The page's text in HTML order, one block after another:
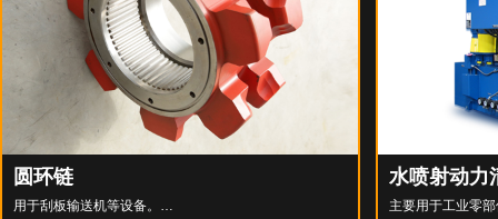
圆环链
用于刮板输送机等设备。
水喷射动力
主要用于工业零